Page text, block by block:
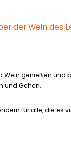
der Wein des
genießen
und Gehen.
für alle, die